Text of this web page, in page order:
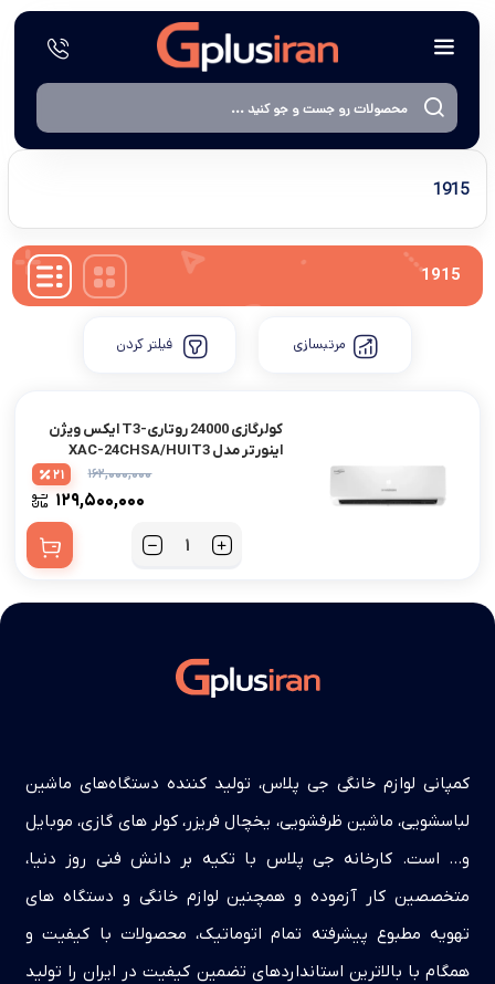
1915
1915
مرتبسازی فیلتر کردن
کولرگازی 24000 روتاری-T3 ایکس ویژن
اینوِرتر مدل XAC-24CHSA/HUIT3
۱۶۲,۰۰۰,۰۰۰
۱۲۹,۵۰۰,۰۰۰
21
کمپانی لوازم خانگی جی پلاس، تولید کننده دستگاه‌های ماشین
لباسشویی، ماشین ظرفشویی، یخچال فریزر، کولر های گازی، موبایل
و… است. کارخانه جی پلاس با تکیه بر دانش فنی روز دنیا،
متخصصین کار آزموده و همچنین لوازم خانگی و دستگاه های
تهویه مطبوع پیشرفته تمام اتوماتیک، محصولات با کیفیت و
همگام با بالاترین استانداردهای تضمین کیفیت در ایران را تولید